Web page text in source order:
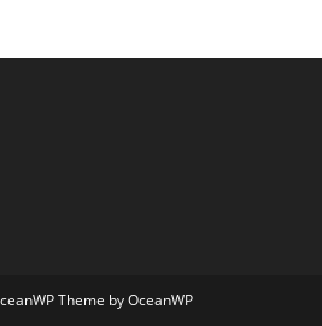
Theme by OceanWP